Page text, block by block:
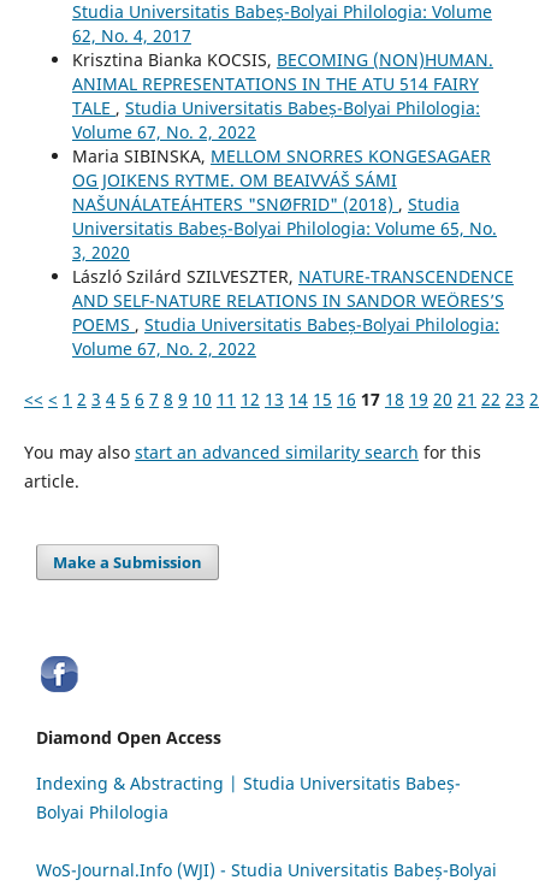
Studia Universitatis Babeș-Bolyai Philologia: Volume
62, No. 4, 2017
Krisztina Bianka KOCSIS, BECOMING (NON)HUMAN.
ANIMAL REPRESENTATIONS IN THE ATU 514 FAIRY
TALE , Studia Universitatis Babeș-Bolyai Philologia:
Volume 67, No. 2, 2022
Maria SIBINSKA, MELLOM SNORRES KONGESAGAER
OG JOIKENS RYTME. OM BEAIVVÁŠ SÁMI
NAŠUNÁLATEÁHTERS "SNØFRID" (2018) , Studia
Universitatis Babeș-Bolyai Philologia: Volume 65, No.
3, 2020
László Szilárd SZILVESZTER, NATURE-TRANSCENDENCE
AND SELF-NATURE RELATIONS IN SANDOR WEÖRES’S
POEMS , Studia Universitatis Babeș-Bolyai Philologia:
Volume 67, No. 2, 2022
<< < 1 2 3 4 5 6 7 8 9 10 11 12 13 14 15 16 17 18 19 20 21 22 23
You may also start an advanced similarity search for this
article.
Make a Submission
Diamond Open Access
Indexing & Abstracting | Studia Universitatis Babeș-
Bolyai Philologia
WoS-Journal.Info (WJI) - Studia Universitatis Babeș-Bolyai